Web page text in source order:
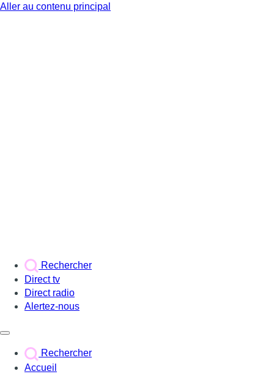
Aller au contenu principal
Rechercher
Direct tv
Direct radio
Alertez-nous
Rechercher
Accueil